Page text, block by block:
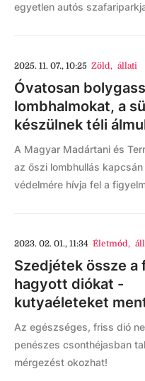
egyetlen autós
2025. 11. 07., 10:25 Zöld, állati
Óvatosan
lombhalmokat, a
készülnek téli
A Magyar Madártani és
az őszi lombhullás
védelmére hívja fel a
2023. 02. 01., 11:34 Életmód,
Szedjétek össze a
hagyott diókat -
kutyaéleteket
Az egészséges, friss dió
penészes csonthéjasban
mérgezést okozhat!